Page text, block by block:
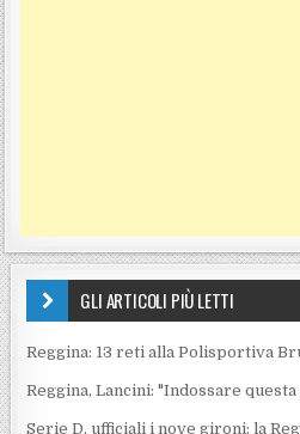
GLI ARTICOLI PIÙ LETTI
Reggina: 13 reti alla Polisportiva
Reggina, Lancini: "Indossare
Serie D, ufficiali i nove gironi: la